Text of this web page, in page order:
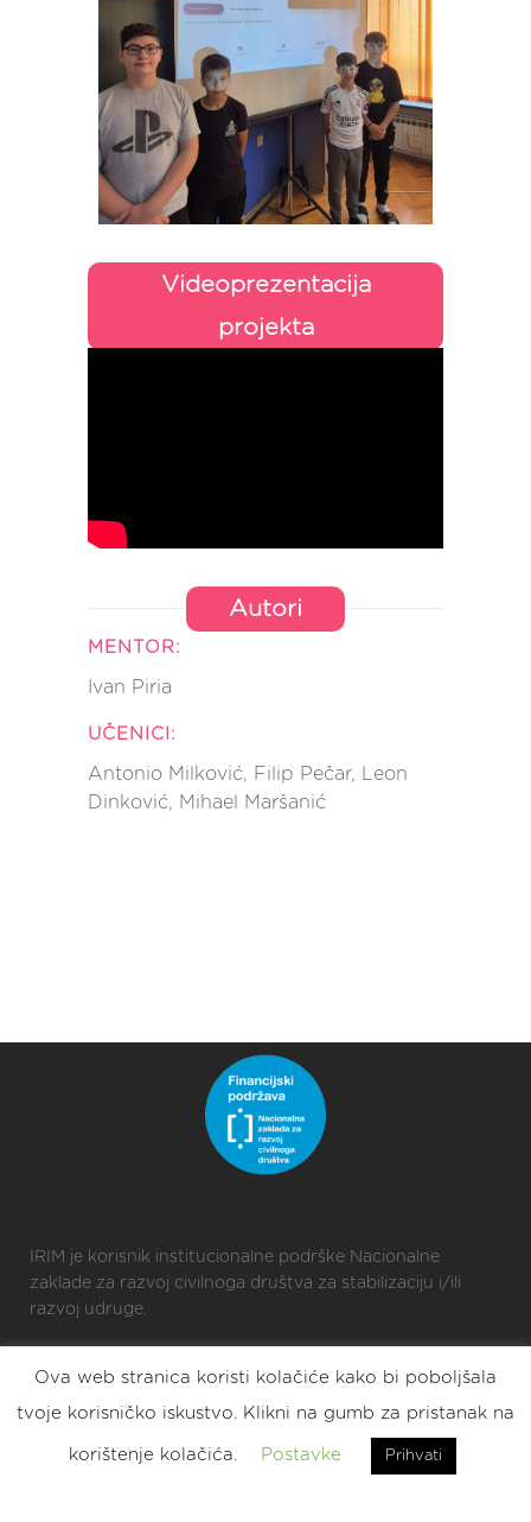
Videoprezentacija
projekta
Autori
MENTOR:
Ivan Piria
UČENICI:
Antonio Milković, Filip Pečar, Leon
Dinković, Mihael Maršanić
IRIM je korisnik institucionalne podrške Nacionalne
zaklade za razvoj civilnoga društva za stabilizaciju i/ili
razvoj udruge.
Eat. Sleep. DIY. Repeat.
Ova web stranica koristi kolačiće kako bi poboljšala
tvoje korisničko iskustvo. Klikni na gumb za pristanak na
korištenje kolačića. Postavke Prihvati